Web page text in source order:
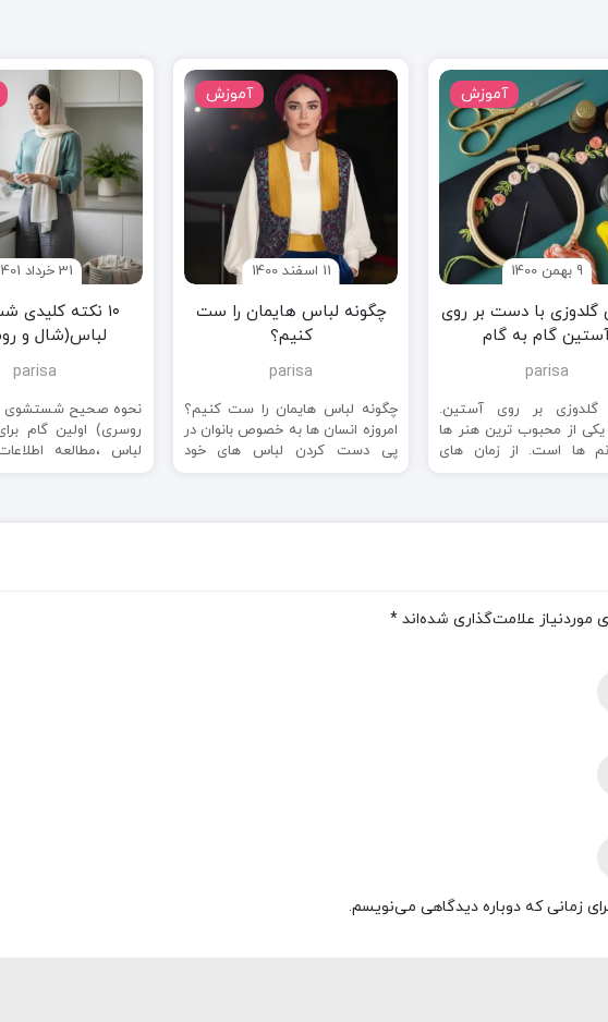
آموزش
9 بهمن 1400
گلدوزی با دست بر روی
گام به گام
parisa
گلدوزی بر روی آستین.
یکی از محبوب ترین هنر ها
ها است. از زمان های
آموزش
11 اسفند 1400
چگونه لباس هایمان را ست
کنیم؟
parisa
چگونه لباس هایمان را ست کنیم؟
امروزه انسان ها به خصوص بانوان در
پی دست کردن لباس های خود
31 خرداد 1401
۱۰ نکته
لباس(شال و
parisa
نحوه صحیح شستشوی
روسری) اولین گام
لباس ،مطالعه
علامت‌گذاری شده‌اند *
زمانی که دوباره دیدگاهی می‌نویسم.